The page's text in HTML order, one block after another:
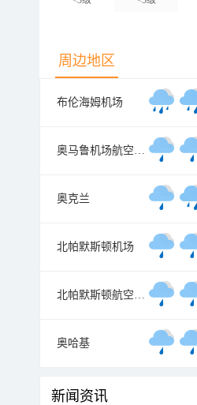
周边地区
布伦海姆机场
奥马鲁机场航空气象处
奥克兰
北帕默斯顿机场
北帕默斯顿航空气象处
奥哈基
新闻资讯